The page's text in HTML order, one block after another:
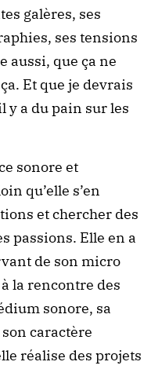
galères, ses
ses tensions
aussi, que ça ne
Et que je devrais
y a du pain sur les
sonore et
qu’elle s’en
et chercher des
passions. Elle en a
de son micro
la rencontre des
sonore, sa
caractère
réalise des projets